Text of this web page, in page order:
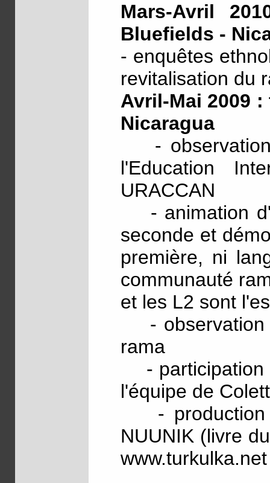
Mars-Avril
Bluefields -
- enquêtes
revitalisation du
Avril-Mai 2009
Nicaragua
- observation
l'Education
URACCAN
- animation
seconde et
première, ni
communauté
et les L2 sont
- observation
rama
- participation
l'équipe de
- production
NUUNIK (livre
www.turkulka.net